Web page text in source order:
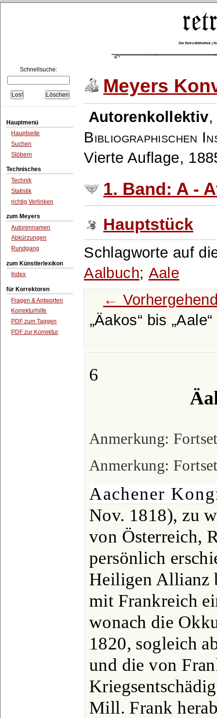
Die Retro-Bibliothek |
Schnellsuche:
Hauptmenü
Hauptseite
Suchen
Stöbern
Technisches
Technik
Statistik
richtig Verlinken
zum Meyers
Autorennamen
Abkürzungen
Rundgang
zum Künstlerlexikon
Index
für Korrektoren
Fragen & Antworten
Korrekturhilfe
PDF zum Taggen
PDF zur Korrektur
Meyers
Autorenkollektiv
Bibliographischen
Vierte Auflage,
1. Band: A -
Hauptstück
Schlagworte auf
Aalbuch; Aale
←
Äakos
bis Aale
6
Anmerkung:
Anmerkung:
Aachener
Nov. 1818), zu
von Österreich,
persönlich
Heiligen Allianz
mit Frankreich
wonach die
1820, sogleich
und die von
Mill. Frank